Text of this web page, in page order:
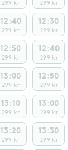
299 kr
12:40
299 kr
12:50
299 kr
13:00
299 kr
13:10
299 kr
13:20
299 kr
299 kr
12:30
299 kr
12:40
299 kr
12:50
299 kr
13:00
299 kr
13:30
299 kr